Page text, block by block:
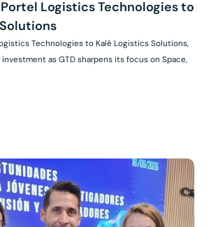
Logistics Technologies to
Technologies to Kalé Logistics Solutions,
as GTD sharpens its focus on Space,